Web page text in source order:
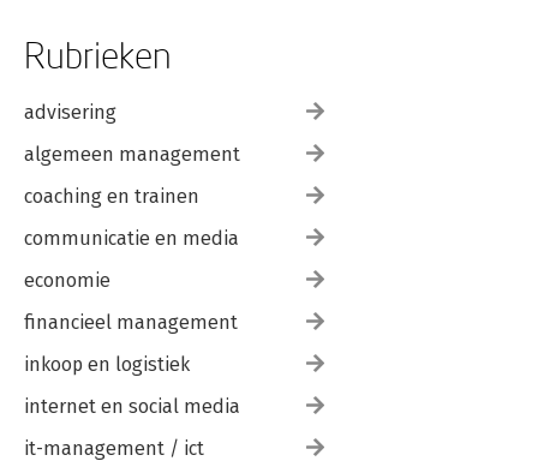
Rubrieken
advisering
algemeen management
coaching en trainen
communicatie en media
economie
financieel management
inkoop en logistiek
internet en social media
it-management / ict